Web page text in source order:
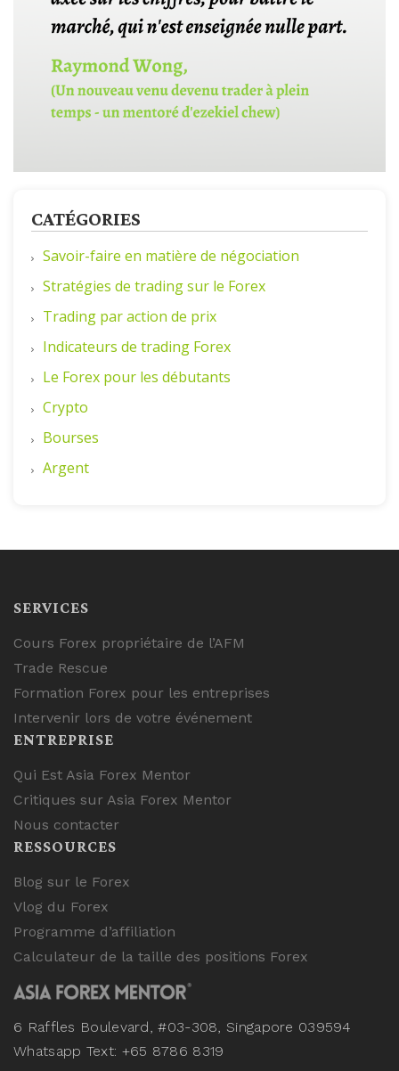
CATÉGORIES
Savoir-faire en matière de négociation
Stratégies de trading sur le Forex
Trading par action de prix
Indicateurs de trading Forex
Le Forex pour les débutants
Crypto
Bourses
Argent
SERVICES
Cours Forex propriétaire de l’AFM
Trade Rescue
Formation Forex pour les entreprises
Intervenir lors de votre événement
ENTREPRISE
Qui Est Asia Forex Mentor
Critiques sur Asia Forex Mentor
Nous contacter
RESSOURCES
Blog sur le Forex
Vlog du Forex
Programme d’affiliation
Calculateur de la taille des positions Forex
6 Raffles Boulevard, #03-308, Singapore 039594
Whatsapp Text: +65 8786 8319